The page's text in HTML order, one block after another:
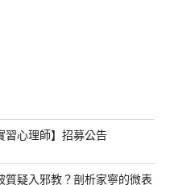
習心理師】招募公告
質疑入邪教？剖析家寧的微表